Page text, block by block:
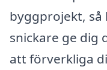
byggprojekt, så
snickare ge dig
att förverkliga